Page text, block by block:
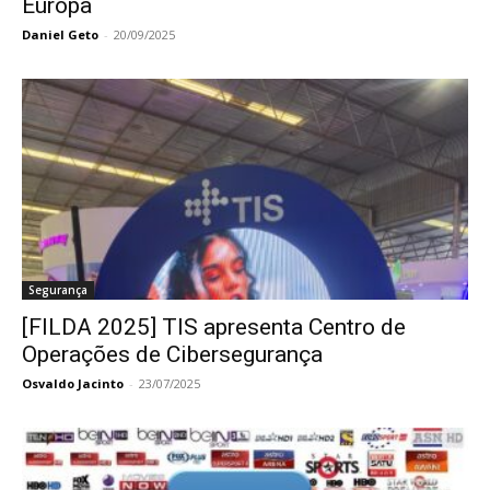
Europa
Daniel Geto - 20/09/2025
Segurança
[FILDA 2025] TIS apresenta Centro de
Operações de Cibersegurança
Osvaldo Jacinto - 23/07/2025